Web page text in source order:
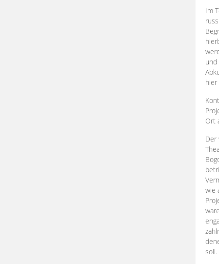
Im
und
Ort
Der
wie
zahlr
soll.